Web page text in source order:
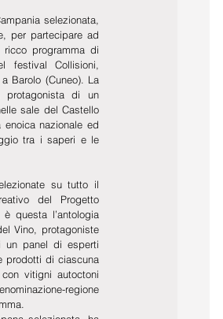
selezionata,
per partecipare ad
ricco programma di
festival Collisioni,
Barolo (Cuneo). La
di un
sale del Castello
nazionale ed
tra i saperi e le
su tutto il
del Progetto
questa l’antologia
Vino, protagoniste
panel di esperti
prodotti di ciascuna
vitigni autoctoni
regione